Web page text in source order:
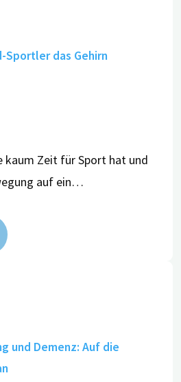
Sportler das Gehirn
kaum Zeit für Sport hat und
auf ein…
und Demenz: Auf die